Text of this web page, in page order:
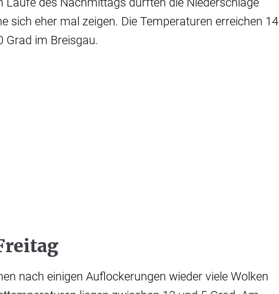
sich eher mal zeigen. Die Temperaturen erreichen 14
Grad im Breisgau.
nach einigen Auflockerungen wieder viele Wolken